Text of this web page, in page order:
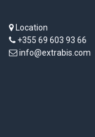
Location
+355 69 603 93 66
info@extrabis.com